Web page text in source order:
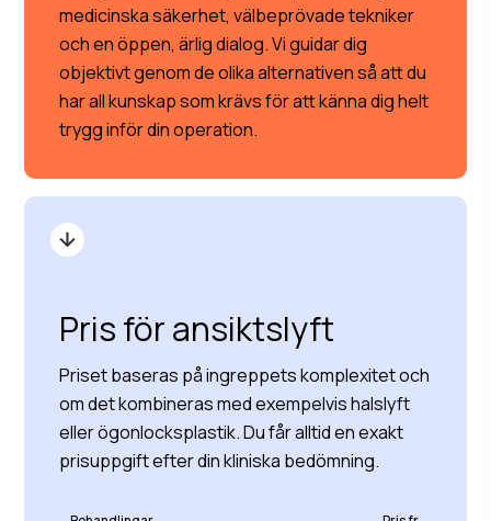
medicinska säkerhet, välbeprövade tekniker
och en öppen, ärlig dialog. Vi guidar dig
objektivt genom de olika alternativen så att du
har all kunskap som krävs för att känna dig helt
trygg inför din operation.
Pris för ansiktslyft
Priset baseras på ingreppets komplexitet och
om det kombineras med exempelvis halslyft
eller ögonlocksplastik. Du får alltid en exakt
prisuppgift efter din kliniska bedömning.